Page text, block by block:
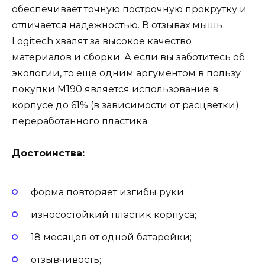
обеспечивает точную построчную прокрутку и
отличается надежностью. В отзывах мышь
Logitech хвалят за высокое качество
материалов и сборки. А если вы заботитесь об
экологии, то еще одним аргументом в пользу
покупки M190 является использование в
корпусе до 61% (в зависимости от расцветки)
переработанного пластика.
Достоинства:
форма повторяет изгибы руки;
износостойкий пластик корпуса;
18 месяцев от одной батарейки;
отзывчивость;